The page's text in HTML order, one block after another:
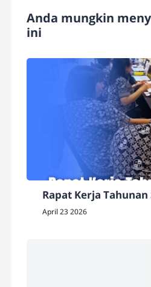
Anda mungkin
ini
Rapat Kerja Tahunan
April 23 2026